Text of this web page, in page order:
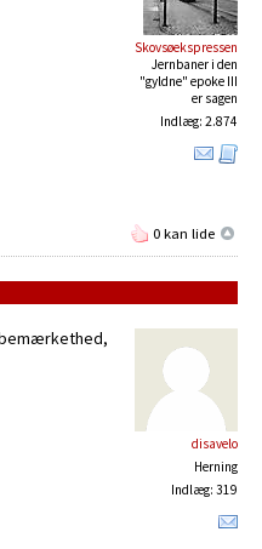
Skovsøekspressen
Jernbaner i den
"gyldne" epoke III
er sagen
Indlæg: 2.874
0 kan lide
disavelo
Herning
Indlæg: 319